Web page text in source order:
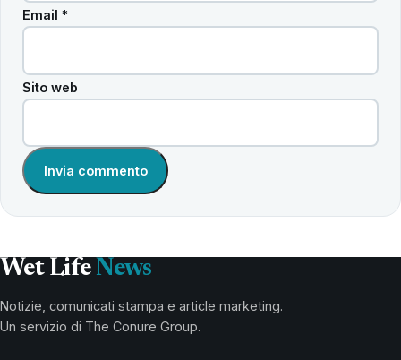
Email *
Sito web
Wet Life News
Notizie, comunicati stampa e article marketing.
Un servizio di The Conure Group.